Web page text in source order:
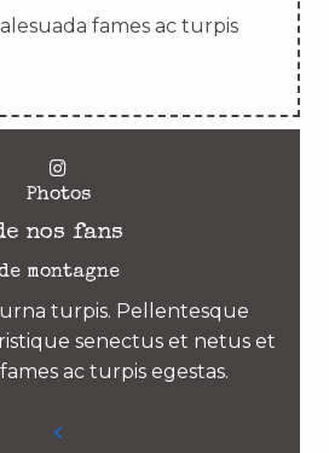
fames ac turpis
Photos
nos fans
montagne
turpis. Pellentesque
senectus et netus et
ac turpis egestas.